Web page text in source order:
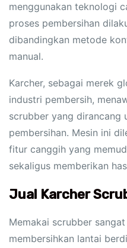
menggunakan teknologi
proses pembersihan
dibandingkan metode
manual.
Karcher, sebagai merek
industri pembersih,
scrubber yang dirancang
pembersihan. Mesin ini
fitur canggih yang
sekaligus memberikan
Jual Karcher
Memakai scrubber
membersihkan lantai